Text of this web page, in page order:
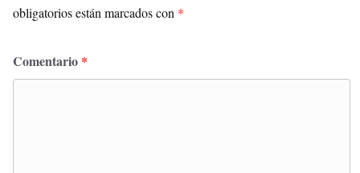
obligatorios están marcados con *
Comentario *